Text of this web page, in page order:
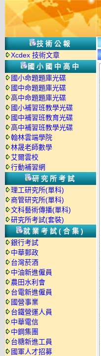
技術公報
Xcdex 技術文章
國小國中高中
國小命題題庫光碟
國中命題題庫光碟
高中命題題庫光碟
國小補習班教學光碟
國中補習班教育光碟
高中補習班教學光碟
翰林雲端學院
林晟老師數學
艾爾雲校
行動補習網
研究所考試
理工研究所(單科)
商管研究所(單科)
文科藝術傳播(單科)
研究所考試(套裝)
就業考試(合集)
銀行考試
中華郵政
台灣菸酒
中油新進僱員
農田水利會
台電新進僱員
國營事業
台鐵營運人員
中華電信
中鋼集團
台糖新進工員
國軍人才招募